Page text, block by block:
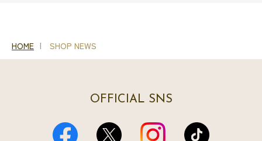
HOME SHOP NEWS
OFFICIAL SNS